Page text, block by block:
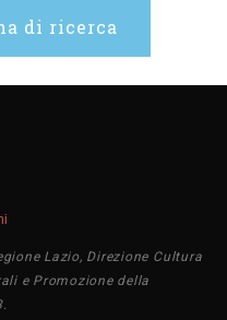
di ricerca
Lazio, Direzione Cultura
e Promozione della